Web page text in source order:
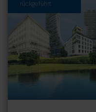
rückgeführt